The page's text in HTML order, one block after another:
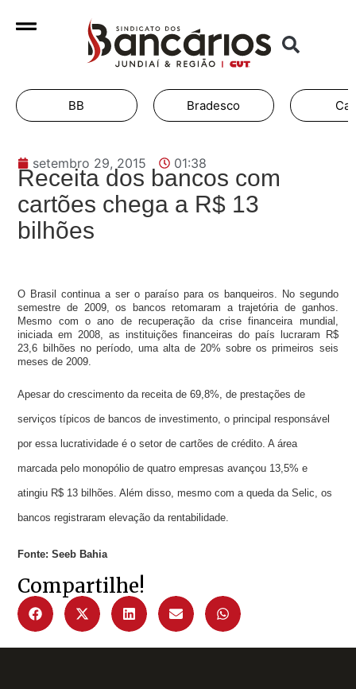
BB Bradesco
setembro 29, 2015 01:38
Receita dos bancos com
cartões chega a R$ 13
bilhões
O Brasil continua a ser o paraíso para os banqueiros. No segundo
semestre de 2009, os bancos retomaram a trajetória de ganhos.
Mesmo com o ano de recuperação da crise financeira mundial,
iniciada em 2008, as instituições financeiras do país lucraram R$
23,6 bilhões no período, uma alta de 20% sobre os primeiros seis
meses de 2009.
Apesar do crescimento da receita de 69,8%, de prestações de
serviços típicos de bancos de investimento, o principal responsável
por essa lucratividade é o setor de cartões de crédito. A área
marcada pelo monopólio de quatro empresas avançou 13,5% e
atingiu R$ 13 bilhões. Além disso, mesmo com a queda da Selic, os
bancos registraram elevação da rentabilidade.
Fonte: Seeb Bahia
Compartilhe!